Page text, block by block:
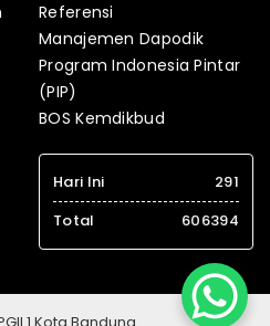
Referensi
Manajemen Dapodik
Program Indonesia Pintar
(PIP)
BOS Kemdikbud
Hari Ini
291
Total
606394